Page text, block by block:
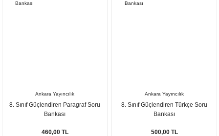
Ankara Yayıncılık
8. Sınıf Güçlendiren Paragraf Soru
Bankası
460,00 TL
Ankara Yayıncılık
8. Sınıf Güçlendiren Türkçe Soru
Bankası
500,00 TL